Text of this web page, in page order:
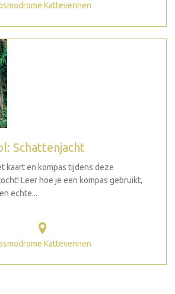
Kattevennen
Schattenjacht
kaart en kompas tijdens deze
Leer hoe je een kompas gebruikt,
echte...
Kattevennen